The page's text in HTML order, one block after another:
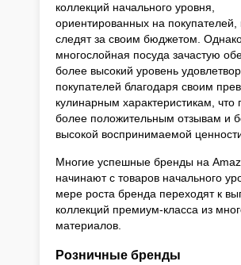
коллекций начального уровня,
ориентированных на покупателей,
следят за своим бюджетом.
многослойная посуда зачастую
более высокий уровень
покупателей благодаря своим
кулинарным характеристикам, что
более положительным отзывам и
высокой воспринимаемой
Многие успешные бренды на
начинают с товаров начального
мере роста бренда переходят к
коллекций премиум-класса из
материалов.
Розничные бренды